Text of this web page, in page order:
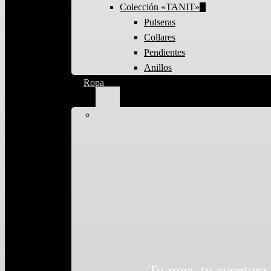
Colección «TANIT»
Pulseras
Collares
Pendientes
Anillos
Ropa